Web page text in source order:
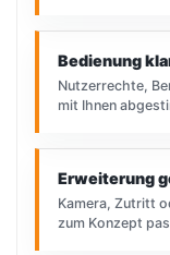
Bedienung
Nutzerrechte,
mit Ihnen
Erweiterung
Kamera, Zutritt
zum Konzept